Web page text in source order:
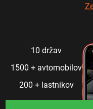
10 držav
1500 + avtomobilov
200 + lastnikov